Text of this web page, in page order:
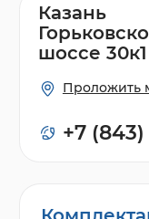
Казань
шоссе 30к1
Проложить
+7